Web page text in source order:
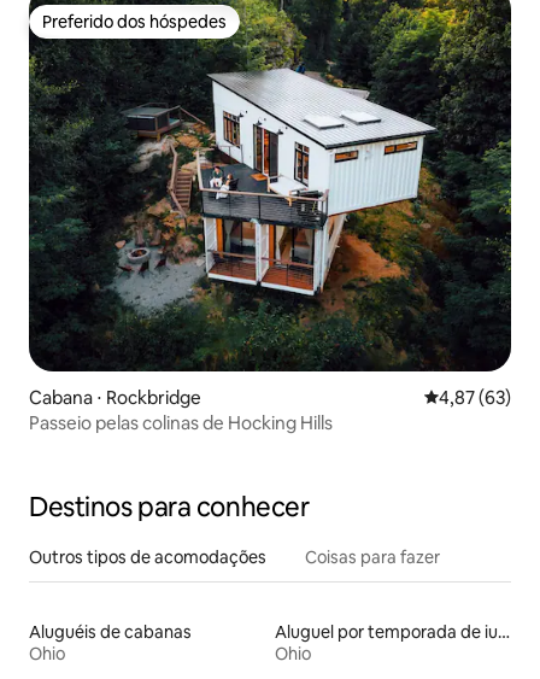
Preferido dos hóspedes
Preferido dos hóspedes
Cabana ⋅ Rockbridge 4,87 de uma
4,87 (63)
Passeio pelas colinas de Hocking Hills
Destinos para conhecer
Outros tipos de acomodações Coisas para fazer
Aluguéis de cabanas
Ohio
Aluguel por temporada de iurtas
Ohio